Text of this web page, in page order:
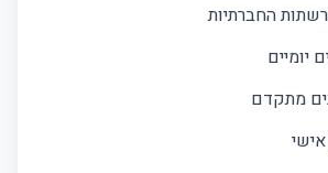
החברתיות
יומיים
מתקדם